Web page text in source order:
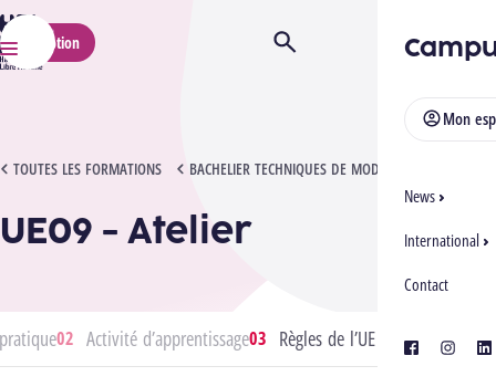
HELMo
Menu
Mon
News
International
Contact
facebook
Inscription Ouvrir/Fermer la recherche
TOUTES LES FORMATIONS BACHELIER TECHNIQUES DE MODE
UE09 - ATELIER
UE09 - Atelier
Activité d’apprentissage Règles de l’UE